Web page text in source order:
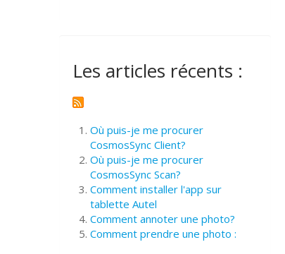
Les articles récents :
Où puis-je me procurer
CosmosSync Client?
Où puis-je me procurer
CosmosSync Scan?
Comment installer l'app sur
tablette Autel
Comment annoter une photo?
Comment prendre une photo :